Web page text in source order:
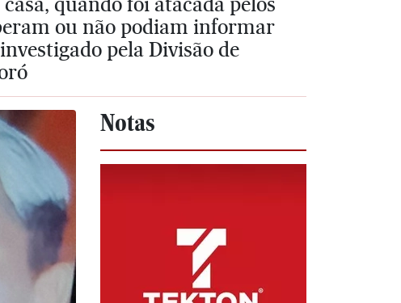
ou não podiam informar
pela Divisão de
Notas